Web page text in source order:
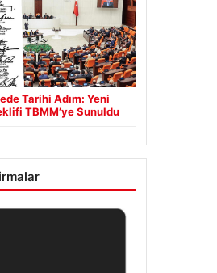
Tarihi Adım: Yeni
TBMM’ye Sunuldu